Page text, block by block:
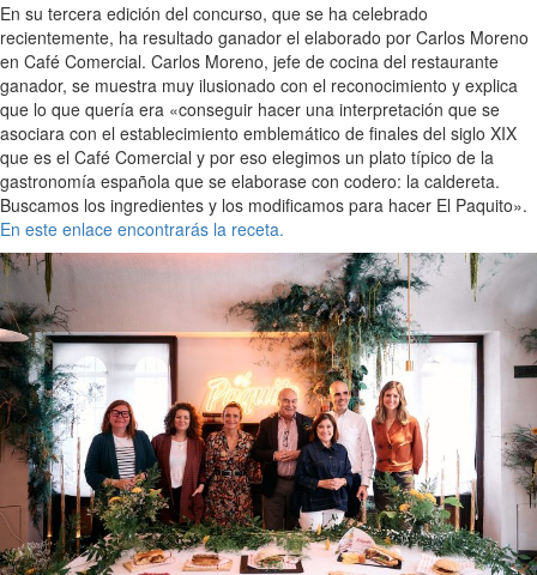
En su tercera edición del concurso, que se ha celebrado
recientemente, ha resultado ganador el elaborado por Carlos Moreno
en Café Comercial. Carlos Moreno, jefe de cocina del restaurante
ganador, se muestra muy ilusionado con el reconocimiento y explica
que lo que quería era «conseguir hacer una interpretación que se
asociara con el establecimiento emblemático de finales del siglo XIX
que es el Café Comercial y por eso elegimos un plato típico de la
gastronomía española que se elaborase con codero: la caldereta.
Buscamos los ingredientes y los modificamos para hacer El Paquito».
En este enlace encontrarás la receta.